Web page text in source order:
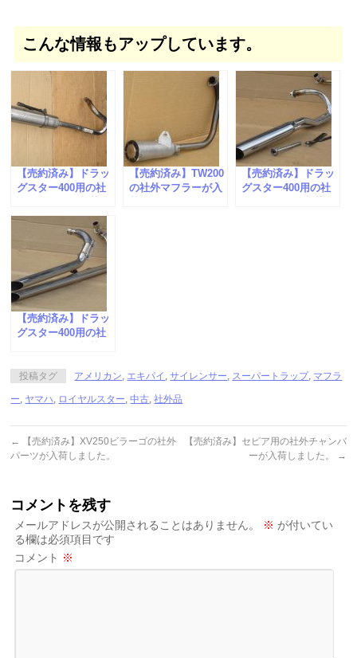
こんな情報もアップしています。
【売約済み】ドラッ
グスター400用の社
ました。
【売約済み】TW200
の社外マフラーが入
【売約済み】ドラッ
グスター400用の社
【売約済み】ドラッ
グスター400用の社
投稿タグ アメリカン, エキパイ ,サイレンサー, スーパートラップ, マフラ
ー, ヤマハ, ロイヤルスター,中古,社外品
←
【売約済み】XV250ビラーゴの社外
パーツが入荷しました。
【売約済み】セピア用の社外チャンバ
ーが入荷しました。
→
コメントを残す
メールアドレスが公開されることはありません。 ※ が付いてい
る欄は必須項目です
コメント ※